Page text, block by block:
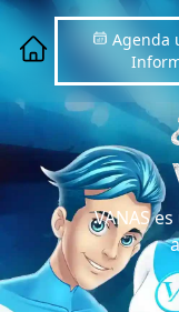
Agenda
VANAS